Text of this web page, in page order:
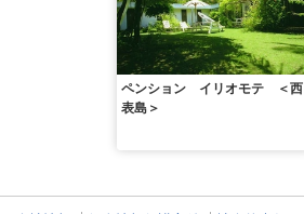
ペンション イリオモテ ＜西
表島＞